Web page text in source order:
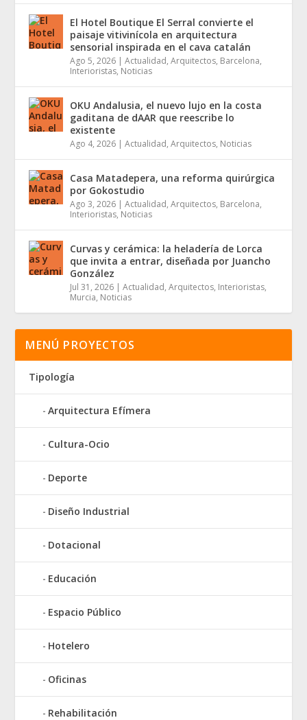
El Hotel Boutique El Serral convierte el
paisaje vitivinícola en arquitectura
sensorial inspirada en el cava catalán
Ago 5, 2026 |Actualidad,Arquitectos, Barcelona,
Interioristas, Noticias
OKU Andalusia, el nuevo lujo en la costa
gaditana de dAAR que reescribe lo
existente
Ago 4, 2026 |Actualidad,Arquitectos, Noticias
Casa Matadepera, una reforma quirúrgica
por Gokostudio
Ago 3, 2026 |Actualidad,Arquitectos, Barcelona,
Interioristas, Noticias
Curvas y cerámica: la heladería de Lorca
que invita a entrar, diseñada por Juancho
González
Jul 31, 2026 |Actualidad,Arquitectos, Interioristas,
Murcia, Noticias
MENÚ PROYECTOS
Tipología
Arquitectura Efímera
Cultura-Ocio
Deporte
Diseño Industrial
Dotacional
Educación
Espacio Público
Hotelero
Oficinas
Rehabilitación